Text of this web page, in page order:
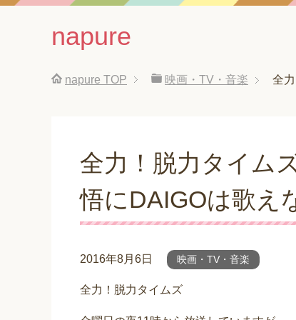
napure
napure TOP 映画・TV・音楽 全
全力！脱力タイム
悟にDAIGOは歌え
2016年8月6日 映画・TV・音楽
全力！脱力タイムズ